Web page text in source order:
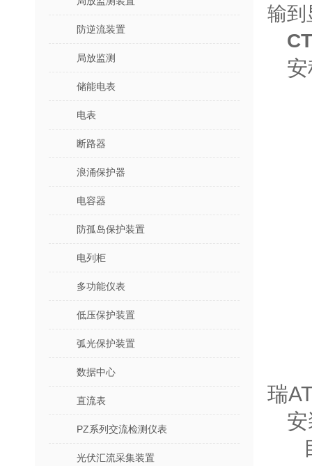
防逆流装置
局放监测
储能电表
电表
断路器
浪涌保护器
电容器
防孤岛保护装置
电列柜
多功能仪表
低压保护装置
弧光保护装置
数据中心
直流表
PZ系列交流检测仪表
光伏汇流采集装置
输到
瑞